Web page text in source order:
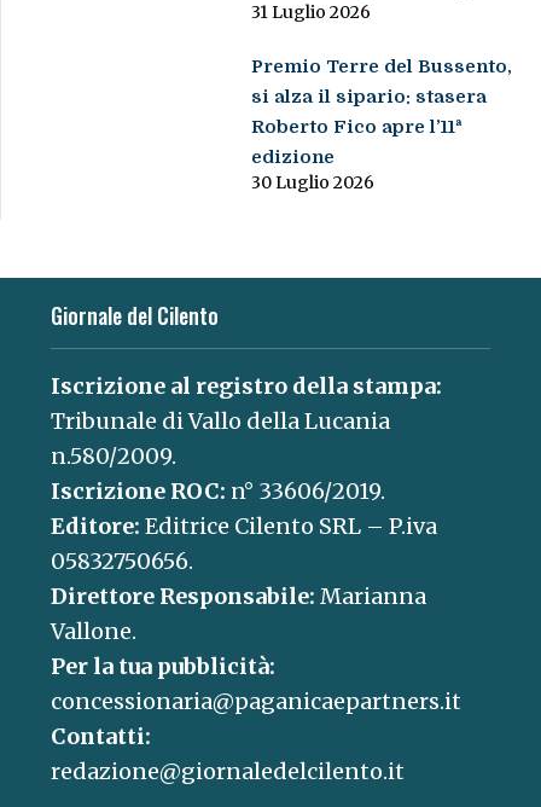
31 Luglio 2026
Premio Terre del Bussento,
si alza il sipario: stasera
Roberto Fico apre l’11ª
edizione
30 Luglio 2026
Giornale del Cilento
Iscrizione al registro della stampa:
Tribunale di Vallo della Lucania
n.580/2009.
Iscrizione ROC: n° 33606/2019.
Editore: Editrice Cilento SRL – P.iva
05832750656.
Direttore Responsabile: Marianna
Vallone.
Per la tua pubblicità:
concessionaria@paganicaepartners.it
Contatti:
redazione@giornaledelcilento.it